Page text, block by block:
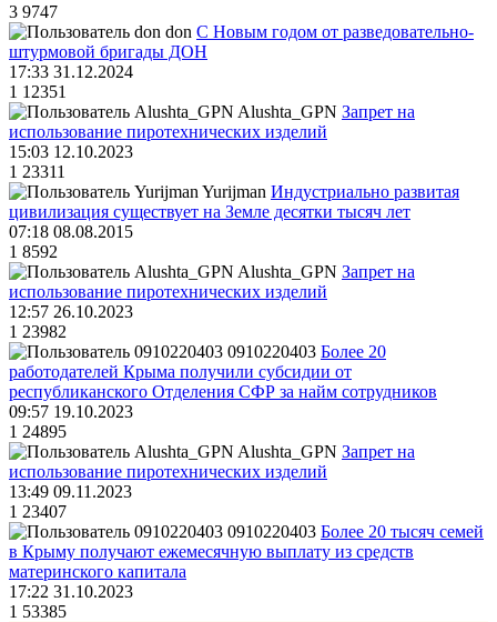
3 9747
don С Новым годом от разведовательно-
штурмовой бригады ДОН
17:33 31.12.2024
1 12351
Alushta_GPN Запрет на
использование пиротехнических изделий
15:03 12.10.2023
1 23311
Yurijman Индустриально развитая
цивилизация существует на Земле десятки тысяч лет
07:18 08.08.2015
1 8592
Alushta_GPN Запрет на
использование пиротехнических изделий
12:57 26.10.2023
1 23982
0910220403 Более 20
работодателей Крыма получили субсидии от
республиканского Отделения СФР за найм сотрудников
09:57 19.10.2023
1 24895
Alushta_GPN Запрет на
использование пиротехнических изделий
13:49 09.11.2023
1 23407
0910220403 Более 20 тысяч семей
в Крыму получают ежемесячную выплату из средств
материнского капитала
17:22 31.10.2023
1 53385